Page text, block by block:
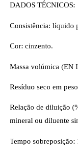
DADOS TÉCNICOS:
Consistência: líquido
Cor: cinzento.
Massa volúmica (EN
Resíduo seco em
Relação de diluição
mineral ou diluente
Tempo sobreposição: